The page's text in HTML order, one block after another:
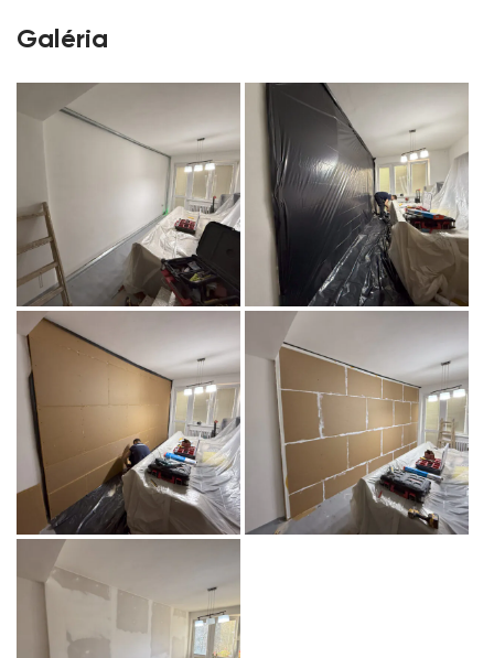
Galéria